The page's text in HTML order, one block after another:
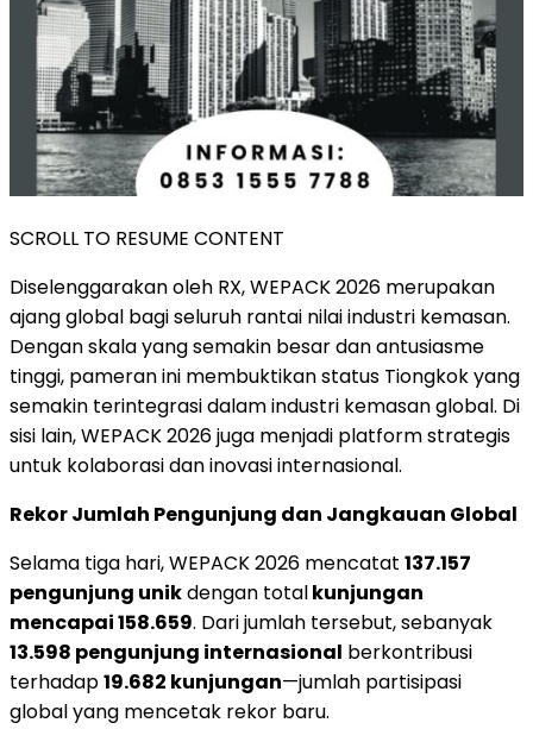
SCROLL TO RESUME CONTENT
Diselenggarakan oleh RX, WEPACK 2026 merupakan
ajang global bagi seluruh rantai nilai industri kemasan.
Dengan skala yang semakin besar dan antusiasme
tinggi, pameran ini membuktikan status Tiongkok yang
semakin terintegrasi dalam industri kemasan global. Di
sisi lain, WEPACK 2026 juga menjadi platform strategis
untuk kolaborasi dan inovasi internasional.
Rekor Jumlah Pengunjung dan Jangkauan Global
Selama tiga hari, WEPACK 2026 mencatat 137.157
pengunjung unikdengan totalkunjungan
mencapai 158.659. Dari jumlah tersebut, sebanyak
13.598 pengunjung internasional berkontribusi
terhadap19.682 kunjungan—jumlah partisipasi
global yang mencetak rekor baru.